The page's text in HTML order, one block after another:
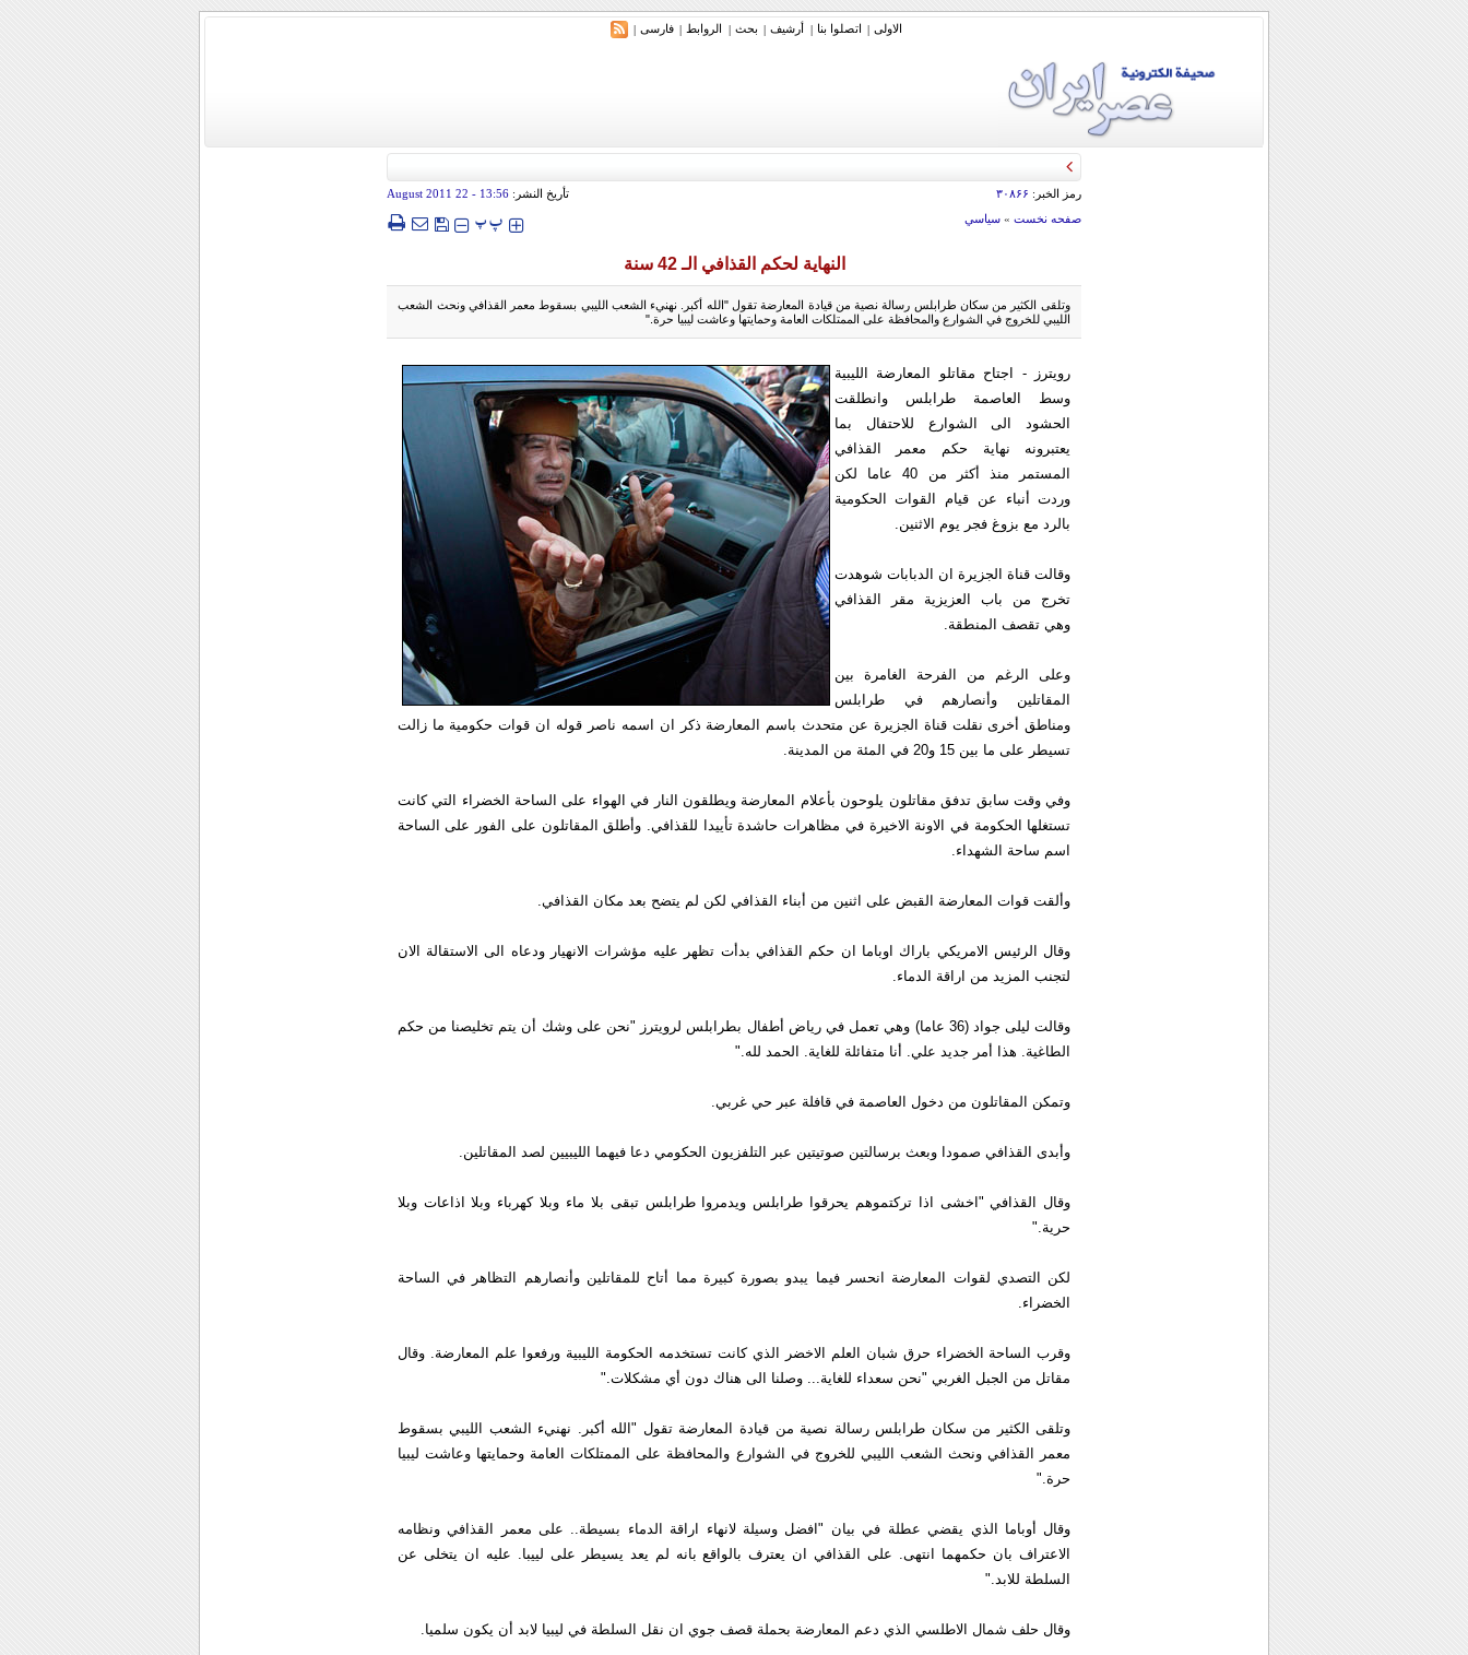
الاولی | اتصلوا بنا | أرشیف | بحث | الروابط | فارسی |
رمز الخبر: ۳۰۸۶۶ تأريخ النشر:13:56
- 22 August 2011
صفحه نخست» سياسي ‍‍‍ پپ
النهایة لحکم القذافي الـ 42 سنة
وتلقى الكثير من سكان طرابلس رسالة نصية من قيادة المعارضة تقول "الله أكبر. نهنيء الشعب الليبي بسقوط معمر القذافي ونحث الشعب
الليبي للخروج في الشوارع والمحافظة على الممتلكات العامة وحمايتها وعاشت ليبيا حرة."
رویترز - اجتاح مقاتلو المعارضة الليبية
وسط العاصمة طرابلس وانطلقت
الحشود الى الشوارع للاحتفال بما
يعتبرونه نهاية حكم معمر القذافي
المستمر منذ أكثر من 40 عاما لكن
وردت أنباء عن قيام القوات الحكومية
بالرد مع بزوغ فجر يوم الاثنين.
وقالت قناة الجزيرة ان الدبابات شوهدت
تخرج من باب العزيزية مقر القذافي
وهي تقصف المنطقة.
وعلى الرغم من الفرحة الغامرة بين
المقاتلين وأنصارهم في طرابلس
ومناطق أخرى نقلت قناة الجزيرة عن متحدث باسم المعارضة ذكر ان اسمه ناصر قوله ان قوات حكومية ما زالت
تسيطر على ما بين 15 و20 في المئة من المدينة.
وفي وقت سابق تدفق مقاتلون يلوحون بأعلام المعارضة ويطلقون النار في الهواء على الساحة الخضراء التي كانت
تستغلها الحكومة في الاونة الاخيرة في مظاهرات حاشدة تأييدا للقذافي. وأطلق المقاتلون على الفور على الساحة
اسم ساحة الشهداء.
وألقت قوات المعارضة القبض على اثنين من أبناء القذافي لكن لم يتضح بعد مكان القذافي.
وقال الرئيس الامريكي باراك اوباما ان حكم القذافي بدأت تظهر عليه مؤشرات الانهيار ودعاه الى الاستقالة الان
لتجنب المزيد من اراقة الدماء.
وقالت ليلى جواد (36 عاما) وهي تعمل في رياض أطفال بطرابلس لرويترز "نحن على وشك أن يتم تخليصنا من حكم
الطاغية. هذا أمر جديد علي. أنا متفائلة للغاية. الحمد لله."
وتمكن المقاتلون من دخول العاصمة في قافلة عبر حي غربي.
وأبدى القذافي صمودا وبعث برسالتين صوتيتين عبر التلفزيون الحكومي دعا فيهما الليبيين لصد المقاتلين.
وقال القذافي "اخشى اذا تركتموهم يحرقوا طرابلس ويدمروا طرابلس تبقى بلا ماء وبلا كهرباء وبلا اذاعات وبلا
حرية."
لكن التصدي لقوات المعارضة انحسر فيما يبدو بصورة كبيرة مما أتاح للمقاتلين وأنصارهم التظاهر في الساحة
الخضراء.
وقرب الساحة الخضراء حرق شبان العلم الاخضر الذي كانت تستخدمه الحكومة الليبية ورفعوا علم المعارضة. وقال
مقاتل من الجبل الغربي "نحن سعداء للغاية... وصلنا الى هناك دون أي مشكلات."
وتلقى الكثير من سكان طرابلس رسالة نصية من قيادة المعارضة تقول "الله أكبر. نهنيء الشعب الليبي بسقوط
معمر القذافي ونحث الشعب الليبي للخروج في الشوارع والمحافظة على الممتلكات العامة وحمايتها وعاشت ليبيا
حرة."
وقال أوباما الذي يقضي عطلة في بيان "افضل وسيلة لانهاء اراقة الدماء بسيطة.. على معمر القذافي ونظامه
الاعتراف بان حكمهما انتهى. على القذافي ان يعترف بالواقع بانه لم يعد يسيطر على لييبا. عليه ان يتخلى عن
السلطة للابد."
وقال حلف شمال الاطلسي الذي دعم المعارضة بحملة قصف جوي ان نقل السلطة في ليبيا لابد أن يكون سلميا.